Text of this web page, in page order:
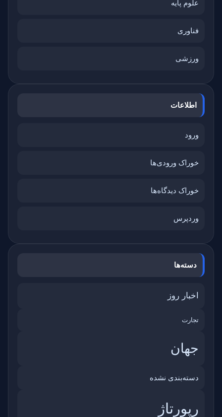
علوم پایه
فناوری
ورزشی
اطلاعات
ورود
خوراک ورودی‌ها
خوراک دیدگاه‌ها
وردپرس
دسته‌ها
اخبار روز
تجارت
جهان
دسته‌بندی نشده
رپورتاژ